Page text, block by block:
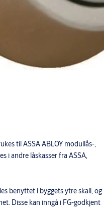
til ASSA ABLOY modullås-,
i andre låskasser fra ASSA,
benyttet i byggets ytre skall, og
Disse kan inngå i FG-godkjent